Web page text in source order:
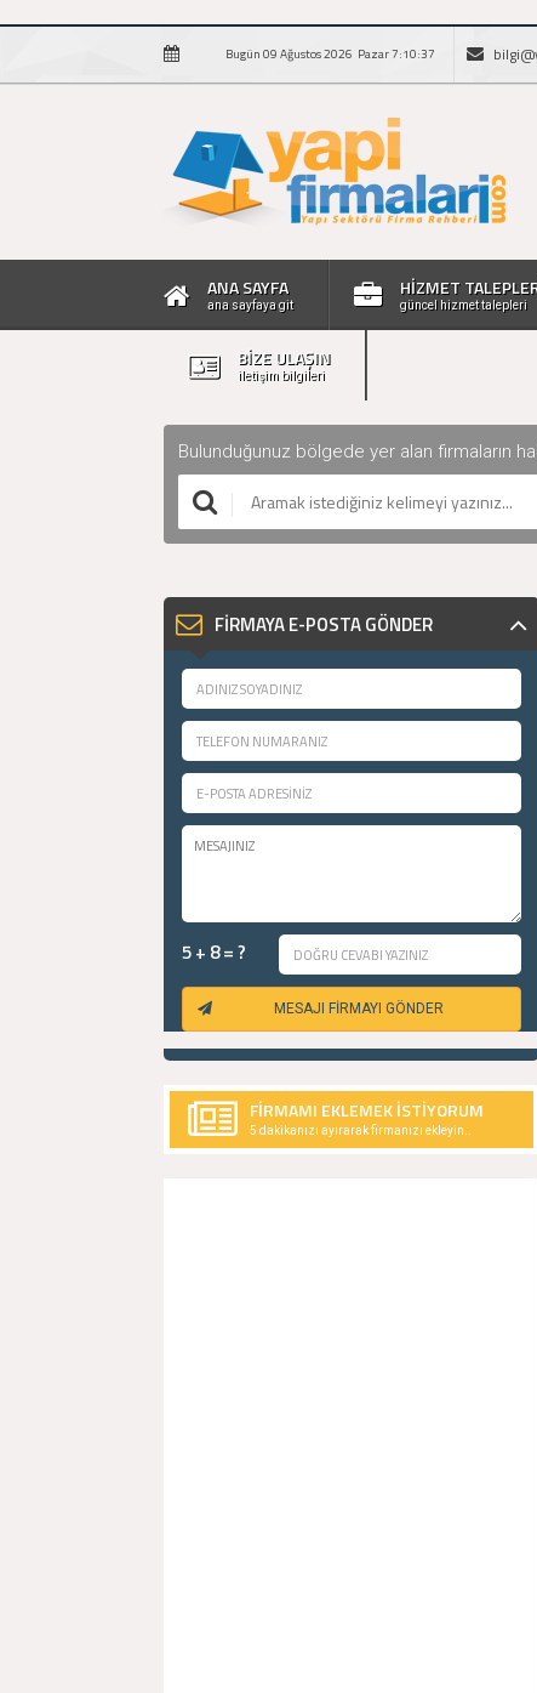
Bugün 09 Ağustos 2026 Pazar 7:10:37
ANA SAYFA
ana sayfaya git
HİZMET
güncel hizmet talepleri
BİZE ULAŞIN
iletişim bilgileri
Bulunduğunuz bölgede yer alan firmaların
FİRMAYA E-POSTA GÖNDER
5 + 8 = ?
MESAJI FİRMAYI GÖNDER
FİRMAMI EKLEMEK İSTİYORUM
5 dakikanızı ayırarak firmanızı ekleyin..